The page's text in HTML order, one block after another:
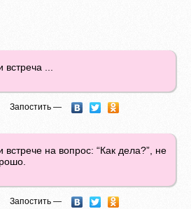
...
Запостить —
встрече на вопрос: “Как дела?”, не
Запостить —